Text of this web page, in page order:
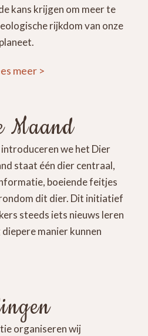
kans krijgen om meer te
rijkdom van onze
planeet.
meer >
Maand
we het Dier
staat één dier centraal,
boeiende feitjes
dit dier. Dit initiatief
steeds iets nieuws leren
manier kunnen
organiseren wij